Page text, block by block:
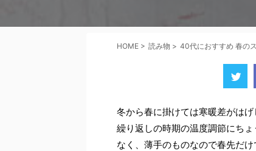
HOME > 読み物 > 40代におすすめ 春の
冬から春に掛けては寒暖差がは
繰り返しの時期の温度調節にち
なく、薄手のものなので春先だ